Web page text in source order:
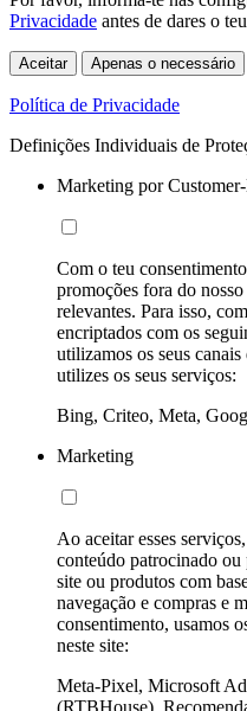
Privacidade antes de dares o
Aceitar Apenas o necessário
Política de Privacidade
Definições Individuais de
Marketing por
Com o teu
promoções fora do
relevantes. Para isso,
encriptados com os
utilizamos os seus
utilizes os seus serviços:
Bing, Criteo, Meta,
Marketing
Ao aceitar esses
conteúdo patrocinado ou
site ou produtos com
navegação e compras e
consentimento, usamos
neste site:
Meta-Pixel, Microsoft